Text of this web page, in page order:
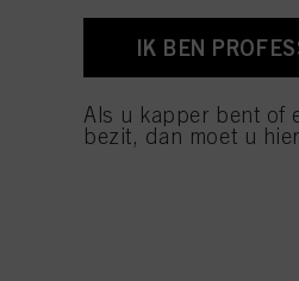
IK BEN
Als u kapper bent of
bezit, dan moet u
voettekst (sectie
toekomst intrekken
cookies die op deze
raadplegen door
Als u op "Cookie-
toestaan voor een of
van cookies en met
alleen cookies